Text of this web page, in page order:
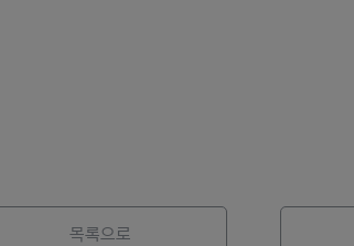
목록으로